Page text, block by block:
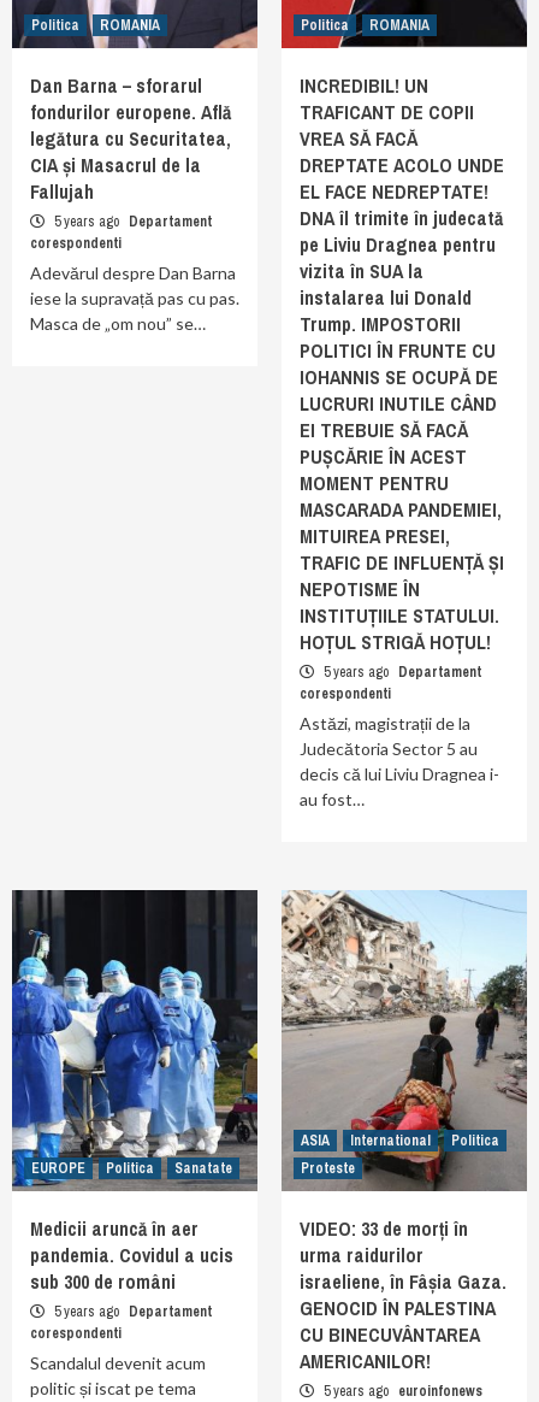
Politica ROMANIA
Dan Barna – sforarul
fondurilor europene. Află
legătura cu Securitatea,
CIA și Masacrul de la
Fallujah
5 years ago Departament
corespondenti
Adevărul despre Dan Barna
iese la supravață pas cu pas.
Masca de „om nou” se…
Politica ROMANIA
INCREDIBIL! UN
TRAFICANT DE COPII
VREA SĂ FACĂ
DREPTATE ACOLO UNDE
EL FACE NEDREPTATE!
DNA îl trimite în judecată
pe Liviu Dragnea pentru
vizita în SUA la
instalarea lui Donald
Trump. IMPOSTORII
POLITICI ÎN FRUNTE CU
IOHANNIS SE OCUPĂ DE
LUCRURI INUTILE CÂND
EI TREBUIE SĂ FACĂ
PUȘCĂRIE ÎN ACEST
MOMENT PENTRU
MASCARADA PANDEMIEI,
MITUIREA PRESEI,
TRAFIC DE INFLUENȚĂ ȘI
NEPOTISME ÎN
INSTITUȚIILE STATULUI.
HOȚUL STRIGĂ HOȚUL!
5 years ago Departament
corespondenti
Astăzi, magistrații de la
Judecătoria Sector 5 au
decis că lui Liviu Dragnea i-
au fost…
EUROPE Politica Sanatate
Medicii aruncă în aer
pandemia. Covidul a ucis
sub 300 de români
5 years ago Departament
corespondenti
Scandalul devenit acum
politic și iscat pe tema
ASIA International
Politica
Proteste
VIDEO: 33 de morți în
urma raidurilor
israeliene, în Fâșia Gaza.
GENOCID ÎN PALESTINA
CU BINECUVÂNTAREA
AMERICANILOR!
5 years ago euroinfonews